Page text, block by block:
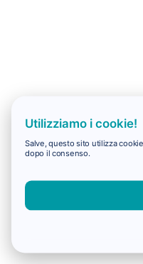
Utilizziamo i cookie!
Salve, questo sito utilizza
dopo il consenso.